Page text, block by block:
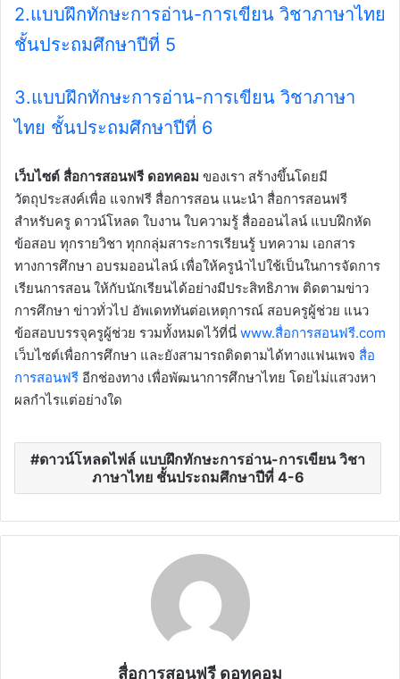
2.แบบฝึกทักษะการอ่าน-การเขียน วิชาภาษาไทย
ชั้นประถมศึกษาปีที่ 5
3.แบบฝึกทักษะการอ่าน-การเขียน วิชาภาษา
ไทย ชั้นประถมศึกษาปีที่ 6
เว็บไซต์ สื่อการสอนฟรี ดอทคอม ของเรา สร้างขึ้นโดยมี
วัตถุประสงค์เพื่อ แจกฟรี สื่อการสอน แนะนำ สื่อการสอนฟรี
สำหรับครู ดาวน์โหลด ใบงาน ใบความรู้ สื่อออนไลน์ แบบฝึกหัด
ข้อสอบ ทุกรายวิชา ทุกกลุ่มสาระการเรียนรู้ บทความ เอกสาร
ทางการศึกษา อบรมออนไลน์ เพื่อให้ครูนำไปใช้เป็นในการจัดการ
เรียนการสอน ให้กับนักเรียนได้อย่างมีประสิทธิภาพ ติดตามข่าว
การศึกษา ข่าวทั่วไป อัพเดททันต่อเหตุการณ์ สอบครูผู้ช่วย แนว
ข้อสอบบรรจุครูผู้ช่วย รวมทั้งหมดไว้ที่นี่ www.สื่อการสอนฟรี.com
เว็บไซต์เพื่อการศึกษา และยังสามารถติดตามได้ทางแฟนเพจ สื่อ
การสอนฟรี อีกช่องทาง เพื่อพัฒนาการศึกษาไทย โดยไม่แสวงหา
ผลกำไรแต่อย่างใด
ดาวน์โหลดไฟล์ แบบฝึกทักษะการอ่าน-การเขียน วิชา
ภาษาไทย ชั้นประถมศึกษาปีที่ 4-6
สื่อการสอนฟรี ดอทคอม